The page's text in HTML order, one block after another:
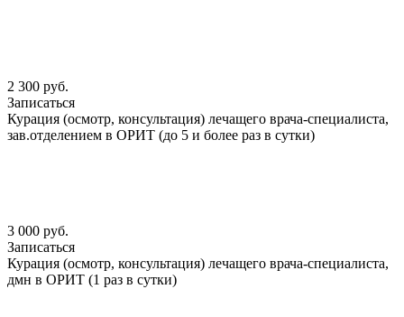
2 300 руб.
Записаться
Курация (осмотр, консультация) лечащего врача-специалиста,
зав.отделением в ОРИТ (до 5 и более раз в сутки)
3 000 руб.
Записаться
Курация (осмотр, консультация) лечащего врача-специалиста,
дмн в ОРИТ (1 раз в сутки)